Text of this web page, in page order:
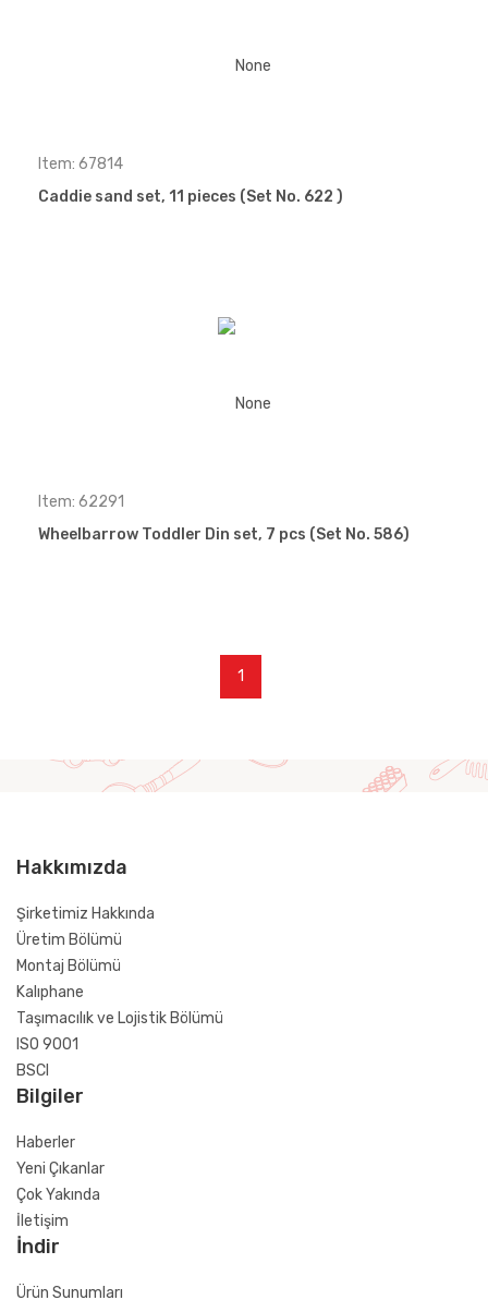
Item: 67814
Caddie sand set, 11 pieces (Set No. 622 )
Item: 62291
Wheelbarrow Toddler Din set, 7 pcs (Set No. 586)
1
Hakkımızda
Şirketimiz Hakkında
Üretim Bölümü
Montaj Bölümü
Kalıphane
Taşımacılık ve Lojistik Bölümü
ISO 9001
BSCI
Bilgiler
Haberler
Yeni Çıkanlar
Çok Yakında
İletişim
İndir
Ürün Sunumları